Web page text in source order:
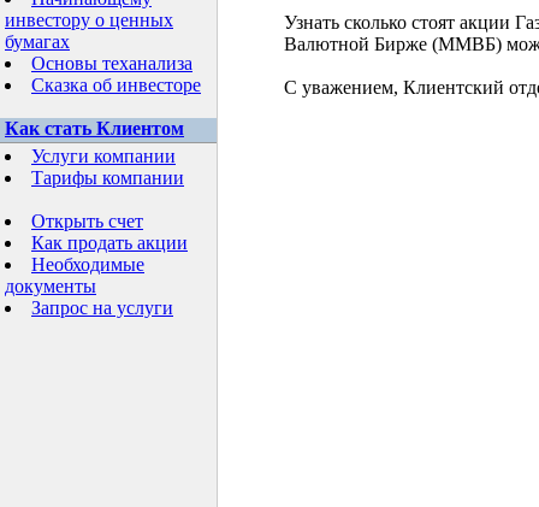
инвестору о ценных
бумагах
Основы теханализа
Сказка об инвесторе
Как стать Клиентом
Услуги компании
Тарифы компании
Открыть счет
Как продать акции
Необходимые
документы
Запрос на услуги
Узнать сколько стоят акции
Валютной Бирже (ММВБ)
С уважением, Клиентский